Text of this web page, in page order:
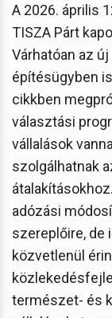
A 2026. április
TISZA Párt
Várhatóan az
építésügyben
cikkben
választási
vállalások
szolgálhatnak
adózási
szereplőire, de
közvetlenül
természet- és